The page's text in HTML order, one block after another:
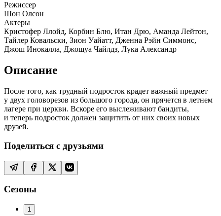
Режиссер
Шон Олсон
Актеры
Кристофер Ллойд, Корбин Блю, Итан Дрю, Аманда Лейтон,
Тайлер Ковальски, Зион Уайатт, Дженна Рэйн Симмонс,
Джош Инокалла, Джошуа Чайлдз, Лука Александр
Описание
После того, как трудный подросток крадет важный предмет
у двух головорезов из большого города, он прячется в летнем
лагере при церкви. Вскоре его выслеживают бандиты,
и теперь подросток должен защитить от них своих новых
друзей.
Поделиться с друзьями
Сезоны
1